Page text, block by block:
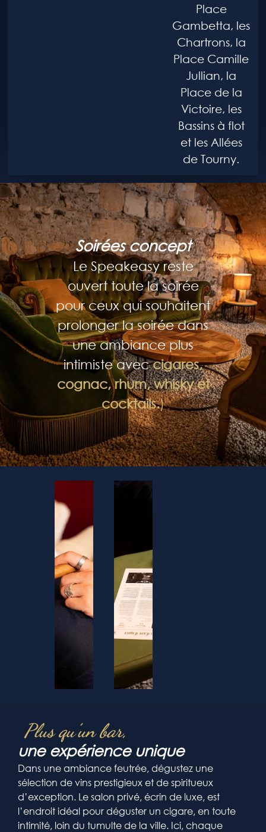
Place
Gambetta, les
Chartrons, la
Place Camille
Jullian, la
Place de la
Victoire, les
Bassins à flot
et les Allées
de Tourny.
Soirées concept
Le Speakeasy reste
ouvert toute la soirée
pour ceux qui souhaitent
prolonger la soirée dans
une ambiance plus
intimiste aveccigares,
cognac, rhum, whisky et
cocktails.)
Plus qu’un bar,
une expérience unique
Dans une ambiance feutrée, dégustez une
sélection de vins prestigieux et de spiritueux
d’exception. Le salon privé, écrin de luxe, est
l’endroit idéal pour déguster un cigare, en toute
intimité, loin du tumulte de la ville. Ici, chaque